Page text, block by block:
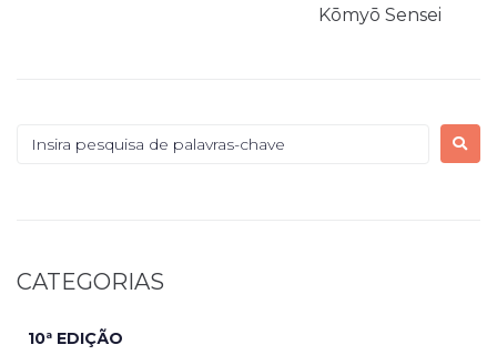
Kōmyō Sensei
CATEGORIAS
10ª EDIÇÃO